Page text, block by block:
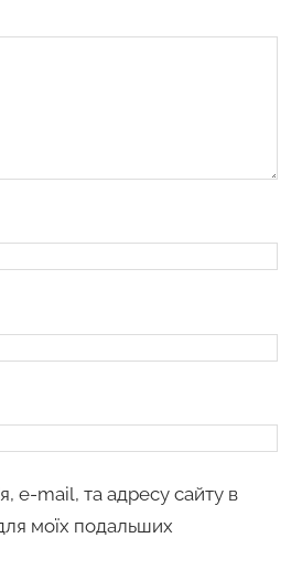
e-mail, та адресу сайту в
моїх подальших